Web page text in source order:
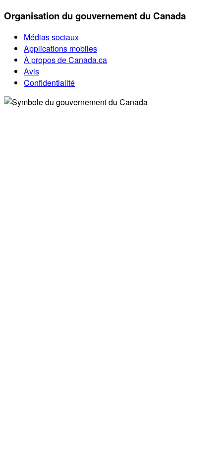
Organisation du gouvernement du Canada
Médias sociaux
Applications mobiles
À propos de Canada.ca
Avis
Confidentialité